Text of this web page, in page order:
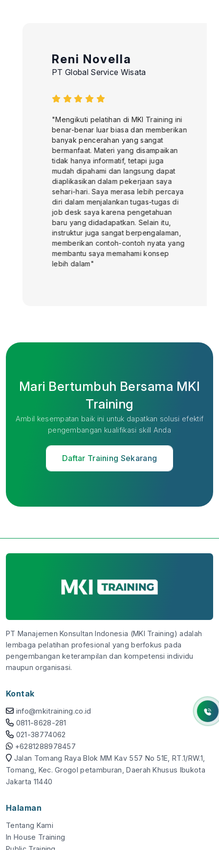
Reni Novella
PT Global Service Wisata
"Mengikuti pelatihan di MKI Training ini
benar-benar luar biasa dan memberikan
banyak pencerahan yang sangat
bermanfaat. Materi yang disampaikan
tidak hanya informatif, tetapi juga
mudah dipahami dan langsung dapat
diaplikasikan dalam pekerjaan saya
sehari-hari. Saya merasa lebih percaya
diri dalam menjalankan tugas-tugas di
job desk saya karena pengetahuan
baru yang didadapatkan. Selain itu,
instruktur juga sangat berpengalaman,
memberikan contoh-contoh nyata yang
membantu saya memahami konsep
lebih dalam"
Mari Bertumbuh Bersama MKI
Training
Ambil kesempatan baik ini untuk dapatkan solusi efektif
pengembangan kualifikasi skill Anda
Daftar Training Sekarang
PT Manajemen Konsultan Indonesia (MKI Training) adalah
lembaga pelatihan profesional yang berfokus pada
pengembangan keterampilan dan kompetensi individu
maupun organisasi.
Kontak
info@mkitraining.co.id
0811-8628-281
021-38774062
+6281288978457
Jalan Tomang Raya Blok MM Kav 557 No 51E, RT.1/RW.1,
Tomang, Kec. Grogol petamburan, Daerah Khusus Ibukota
Jakarta 11440
Halaman
Tentang Kami
In House Training